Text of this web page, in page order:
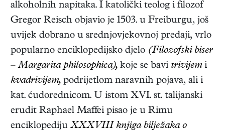
alkoholnih napitaka. I katolički teolog i filozof
Gregor Reisch objavio je 1503. u Freiburgu, još
uvijek dobrano u srednjovjekovnoj predaji, vrlo
popularno enciklopedijsko djelo (Filozofski biser
– Margarita philosophica), koje se bavi trivijemi
kvadrivijem, podrijetlom naravnih pojava, ali i
kat. ćudorednicom. U istom XVI. st. talijanski
erudit Raphael Maffei pisao je u Rimu
enciklopedijuXXXVIII knjiga bilježaka o